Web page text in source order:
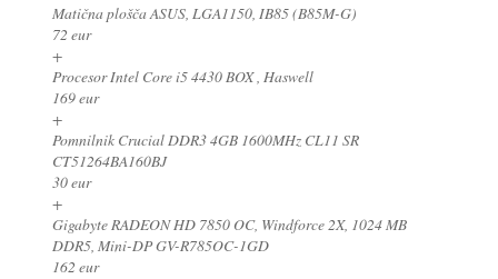
Matična plošča ASUS, LGA1150, IB85 (B85M-G)
72 eur
+
Procesor Intel Core i5 4430 BOX , Haswell
169 eur
+
Pomnilnik Crucial DDR3 4GB 1600MHz CL11 SR
CT51264BA160BJ
30 eur
+
Gigabyte RADEON HD 7850 OC, Windforce 2X, 1024 MB
DDR5, Mini-DP GV-R785OC-1GD
162 eur